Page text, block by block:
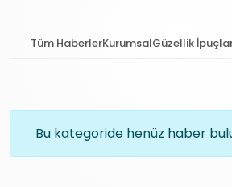
Tüm HaberlerKurumsalGüzellik
Bu kategoride henüz haber